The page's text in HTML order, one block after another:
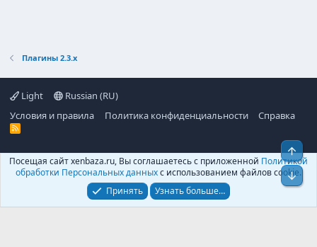
Плагины 2.3.х
Light
Russian (RU)
Условия и правила
Политика конфиденциальности Справка
R
©XenBaza, 2025-2026
Посещая сайт xenbaza.ru, Вы соглашаетесь с приложенной Политикой
обработки Персональных данныхс использованием файлов cookie.
Принять
Узнать больше…